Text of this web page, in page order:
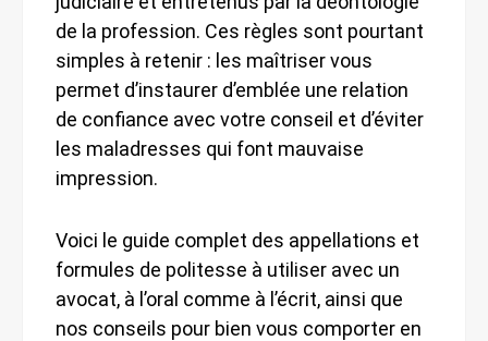
de la profession. Ces règles sont pourtant
simples à retenir : les maîtriser vous
permet d’instaurer d’emblée une relation
de confiance avec votre conseil et d’éviter
les maladresses qui font mauvaise
impression.
Voici le guide complet des appellations et
formules de politesse à utiliser avec un
avocat, à l’oral comme à l’écrit, ainsi que
nos conseils pour bien vous comporter en